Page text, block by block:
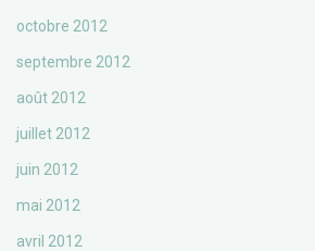
octobre 2012
septembre 2012
août 2012
juillet 2012
juin 2012
mai 2012
avril 2012